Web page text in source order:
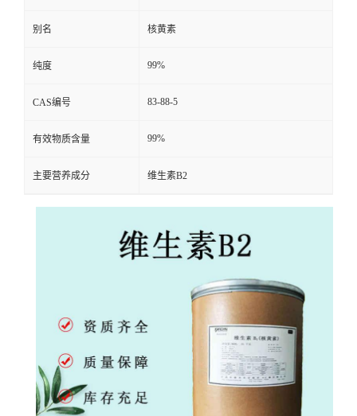
别名 核黄素
纯度 99%
CAS编号 83-88-5
有效物质含量 99%
主要营养成分 维生素B2